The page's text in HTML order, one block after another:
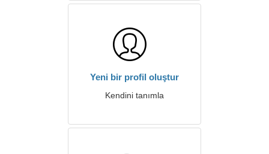
Yeni bir profil oluştur
Kendini tanımla